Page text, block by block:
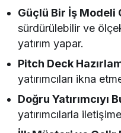
Güçlü Bir İş Modeli
sürdürülebilir ve
yatırım yapar.
Pitch Deck
yatırımcıları ikna
Doğru Yatırımcıyı
yatırımcılarla